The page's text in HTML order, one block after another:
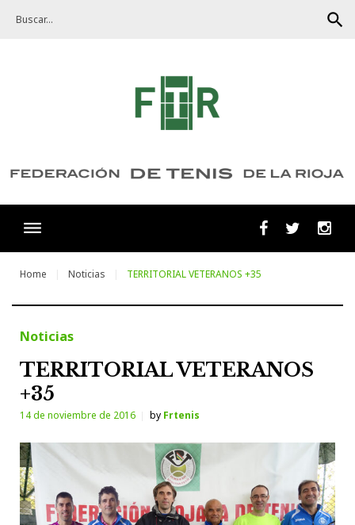
search
FacebookTwitter
Home Noticias TERRITORIAL VETERANOS +35
Noticias
TERRITORIAL VETERANOS
+35
14 de noviembre de 2016 by Frtenis